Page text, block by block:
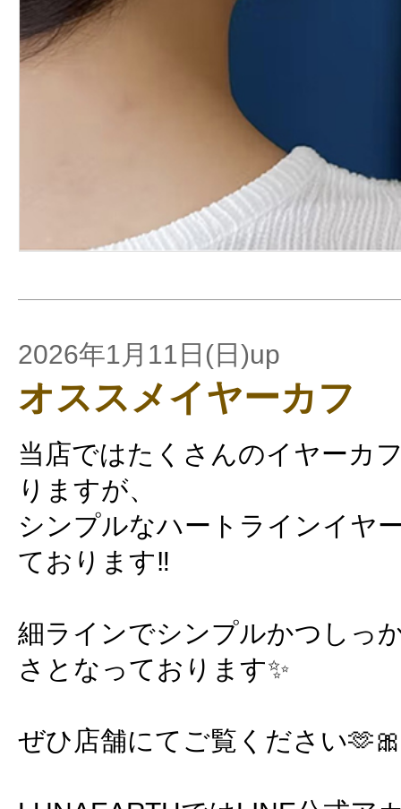
2026年1月11日(日)up
オススメイヤーカフ
当店ではたくさんのイヤーカ
りますが、
シンプルなハートラインイヤ
ております‼️
細ラインでシンプルかつしっ
さとなっております✨
ぜひ店舗にてご覧ください🫶🎀